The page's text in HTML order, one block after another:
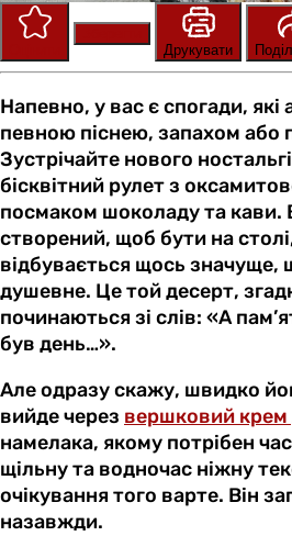
Друкувати
Напевно, у вас є спогади, які
певною піснею, запахом або
Зустрічайте нового
бісквітний рулет з
посмаком шоколаду та кави.
створений, щоб бути на
відбувається щось значуще,
душевне. Це той десерт,
починаються зі слів: «А
був день…».
Але одразу скажу, швидко
вийде через вершковий крем
намелака, якому потрібен
щільну та водночас ніжну
очікування того варте. Він
назавжди.